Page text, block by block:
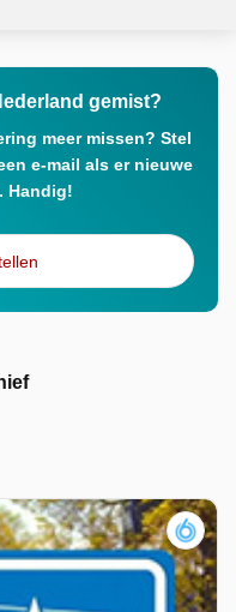
gemist?
meer missen? Stel
e-mail als er nieuwe
Handig!